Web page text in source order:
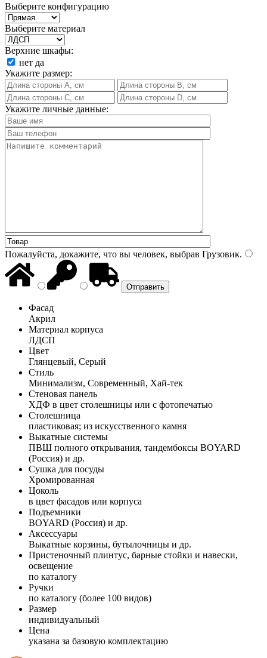
Выберите конфигурацию
Выберите материал
Верхние шкафы:
нет да
Укажите размер:
Укажите личные данные:
Пожалуйста, докажите, что вы человек, выбрав Грузовик.
Фасад
Акрил
Материал корпуса
ЛДСП
Цвет
Глянцевый, Серый
Стиль
Минимализм, Современный, Хай-тек
Стеновая панель
ХДФ в цвет столешницы или с фотопечатью
Столешница
пластиковая; из искусственного камня
Выкатные системы
ПВШ полного открывания, тандембоксы BOYARD
(Россия) и др.
Сушка для посуды
Хромированная
Цоколь
в цвет фасадов или корпуса
Подъемники
BOYARD (Россия) и др.
Аксессуары
Выкатные корзины, бутылочницы и др.
Пристеночный плинтус, барные стойки и навески,
освещение
по каталогу
Ручки
по каталогу (более 100 видов)
Размер
индивидуальный
Цена
указана за базовую комплектацию